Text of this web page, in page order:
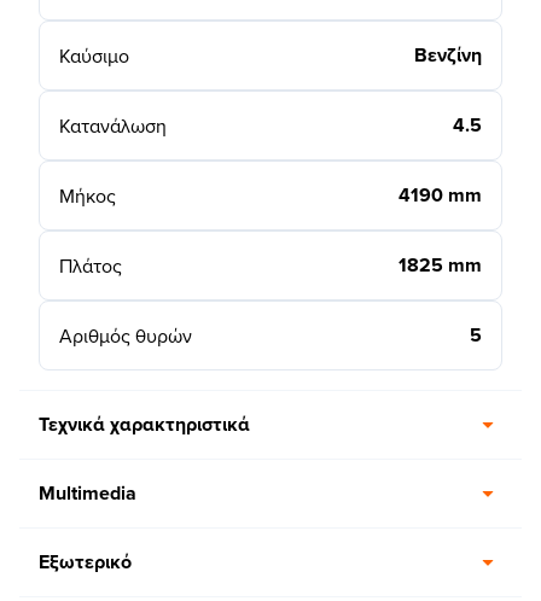
Καύσιμο Βενζίνη
Κατανάλωση 4.5
Μήκος 4190 mm
Πλάτος 1825 mm
Αριθμός θυρών 5
Τεχνικά χαρακτηριστικά
Multimedia
Εξωτερικό